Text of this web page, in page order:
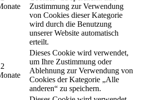
Zustimmung zur Verwendung
von Cookies dieser Kategorie
wird durch die Benutzung
unserer Website automatisch
erteilt.
Dieses Cookie wird verwendet,
um Ihre Zustimmung oder
Ablehnung zur Verwendung von
Cookies der Kategorie „Alle
anderen“ zu speichern.